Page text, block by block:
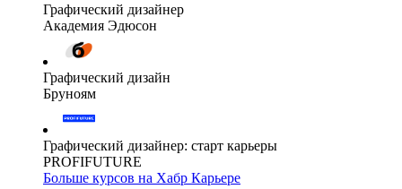
Графический дизайнер
Академия Эдюсон
Графический дизайн
Бруноям
Графический дизайнер: старт карьеры
PROFIFUTURE
Больше курсов на Хабр Карьере